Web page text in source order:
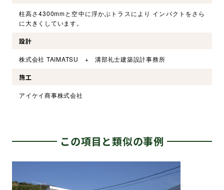
柱高さ4300mmと空中に浮かぶトラスにより インパクトをさら
に大きくしています。
設計
株式会社 TAIMATSU + 溝部礼士建築設計事務所
施工
アイケイ商事株式会社
この項目と類似の事例